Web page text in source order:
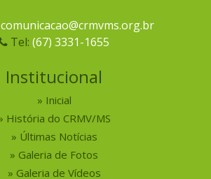
comunicacao@crmvms.org.br
Tel: (67) 3331-1655
Institucional
Inicial
História do CRMV/MS
Últimas Notícias
Galeria de Fotos
Galeria de Vídeos